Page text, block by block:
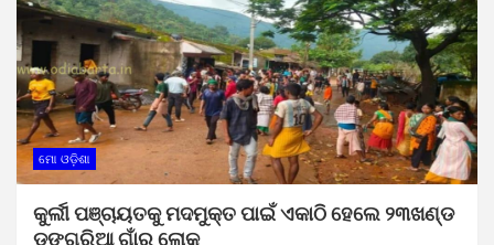
ମୋ ଓଡ଼ିଶା
କୁର୍ଲୀ ପଞ୍ଚାୟତକୁ ମଦମୁକ୍ତ ପାଇଁ ଏକାଠି ହେଲେ ୨୩ଖଣ୍ଡ
ଡଙ୍ଗରିଆ ଗାଁର ଲୋକ